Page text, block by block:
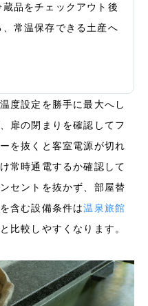
品をチェックアウト後
常温保存できる土産へ
度設定を勝手に最大へし
扉の閉まりを確認してフ
を抜くと客室電源が切れ
常時通電するか確認して
セントを抜かず、部屋替
含む設備条件は温泉旅館
比較しやすくなります。